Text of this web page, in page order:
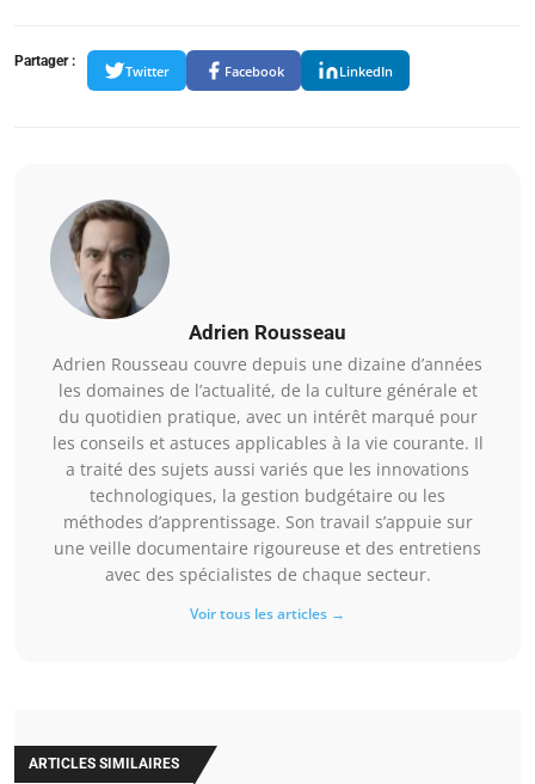
Partager :
Twitter Facebook LinkedIn
Adrien Rousseau
Adrien Rousseau couvre depuis une dizaine d’années
les domaines de l’actualité, de la culture générale et
du quotidien pratique, avec un intérêt marqué pour
les conseils et astuces applicables à la vie courante. Il
a traité des sujets aussi variés que les innovations
technologiques, la gestion budgétaire ou les
méthodes d’apprentissage. Son travail s’appuie sur
une veille documentaire rigoureuse et des entretiens
avec des spécialistes de chaque secteur.
Voir tous les articles →
ARTICLES SIMILAIRES